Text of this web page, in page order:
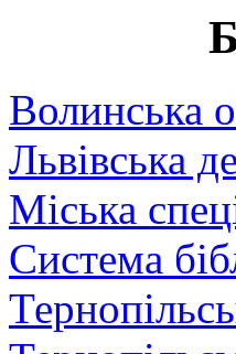
Волинська
Львівська
Міська
Система